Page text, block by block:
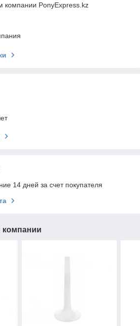
компании PonyExpress.kz
14 дней за счет покупателя